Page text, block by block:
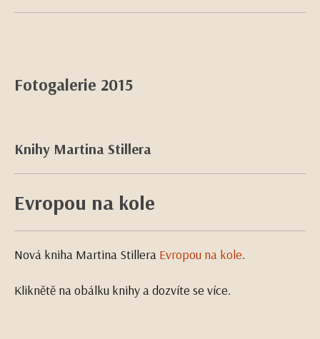
Fotogalerie 2015
Knihy Martina Stillera
Evropou na kole
Nová kniha Martina Stillera Evropou na kole.
Kliknětě na obálku knihy a dozvíte se více.